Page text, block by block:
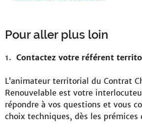
Pour aller plus loin
Contactez votre référent
L’animateur territorial du Contrat
Renouvelable est votre
répondre à vos questions et vous
choix techniques, dès les prémices